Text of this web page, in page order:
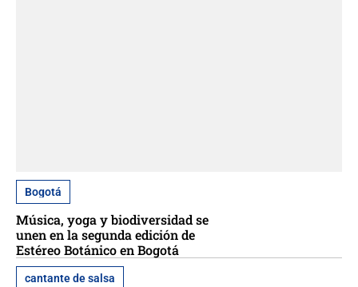
Bogotá
Música, yoga y biodiversidad se
unen en la segunda edición de
Estéreo Botánico en Bogotá
cantante de salsa